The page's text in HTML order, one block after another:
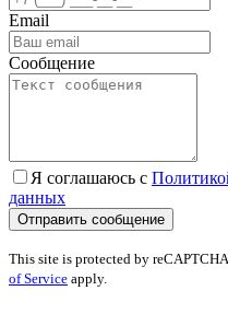
Email
Сообщение
Я соглашаюсь с
данных
This site is protected by
of Service apply.